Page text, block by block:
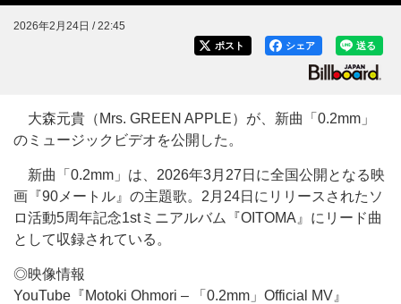
2026年2月24日 / 22:45
送る
シェア
ポスト
大森元貴（Mrs. GREEN APPLE）が、新曲「0.2mm」
のミュージックビデオを公開した。
新曲「0.2mm」は、2026年3月27日に全国公開となる映
画『90メートル』の主題歌。2月24日にリリースされたソ
ロ活動5周年記念1stミニアルバム『OITOMA』にリード曲
として収録されている。
◎映像情報
YouTube『Motoki Ohmori – 「0.2mm」Official MV』